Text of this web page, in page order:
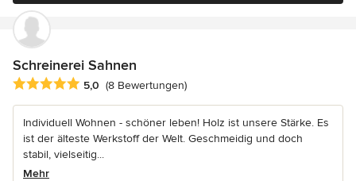
Schreinerei Sahnen
Durchschnittliche Bewertung: 5 von 5 Sternen
5,0 (8 Bewertungen)
Individuell Wohnen - schöner leben! Holz ist unsere Stärke. Es
ist der älteste Werkstoff der Welt. Geschmeidig und doch
stabil, vielseitig...
Mehr